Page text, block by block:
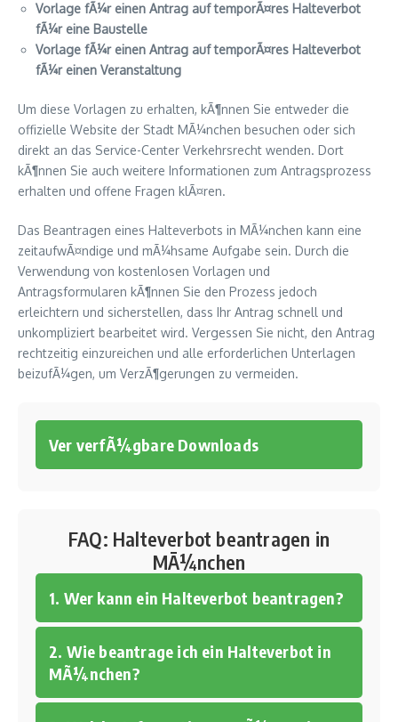
Vorlage fÃ¼r einen Antrag auf temporÃ¤res Halteverbot
fÃ¼r eine Baustelle
Vorlage fÃ¼r einen Antrag auf temporÃ¤res Halteverbot
fÃ¼r einen Veranstaltung
Um diese Vorlagen zu erhalten, kÃ¶nnen Sie entweder die
offizielle Website der Stadt MÃ¼nchen besuchen oder sich
direkt an das Service-Center Verkehrsrecht wenden. Dort
kÃ¶nnen Sie auch weitere Informationen zum Antragsprozess
erhalten und offene Fragen klÃ¤ren.
Das Beantragen eines Halteverbots in MÃ¼nchen kann eine
zeitaufwÃ¤ndige und mÃ¼hsame Aufgabe sein. Durch die
Verwendung von kostenlosen Vorlagen und
Antragsformularen kÃ¶nnen Sie den Prozess jedoch
erleichtern und sicherstellen, dass Ihr Antrag schnell und
unkompliziert bearbeitet wird. Vergessen Sie nicht, den Antrag
rechtzeitig einzureichen und alle erforderlichen Unterlagen
beizufÃ¼gen, um VerzÃ¶gerungen zu vermeiden.
Ver verfÃ¼gbare Downloads
FAQ: Halteverbot beantragen in
MÃ¼nchen
1. Wer kann ein Halteverbot beantragen?
2. Wie beantrage ich ein Halteverbot in
MÃ¼nchen?